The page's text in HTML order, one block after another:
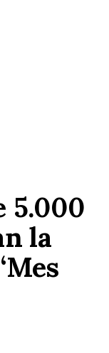
5.000
la